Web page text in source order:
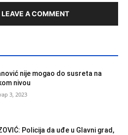
LEAVE A COMMENT
nije mogao do susreta na
nivou
3, 2023
Policija da uđe u Glavni grad,